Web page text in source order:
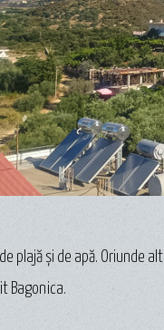
plajă și de apă.
Bagonica.